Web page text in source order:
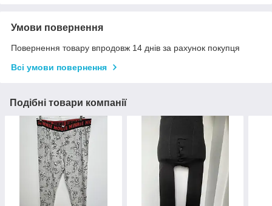
Умови повернення
Повернення товару впродовж 14 днів за рахунок покупця
Всі умови повернення
Подібні товари компанії